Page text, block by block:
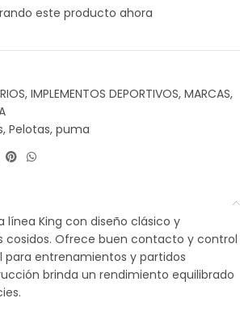
este producto ahora
, IMPLEMENTOS DEPORTIVOS, MARCAS,
, Pelotas, puma
línea King con diseño clásico y
cosidos. Ofrece buen contacto y control
para entrenamientos y partidos
brinda un rendimiento equilibrado